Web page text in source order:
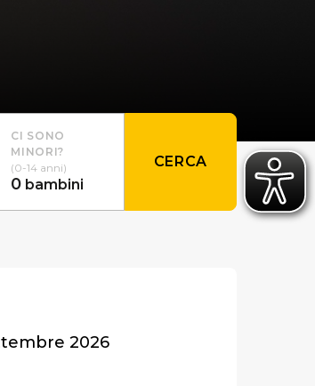
CI SONO
MINORI?
(0-14 anni)
0 bambini
CERCA
2026